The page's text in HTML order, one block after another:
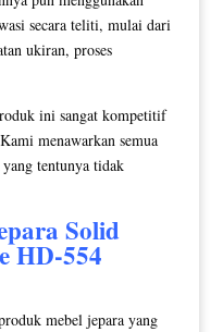
secara teliti, mulai dari
ukiran, proses
ini sangat kompetitif
menawarkan semua
tentunya tidak
Solid
HD-554
mebel jepara yang